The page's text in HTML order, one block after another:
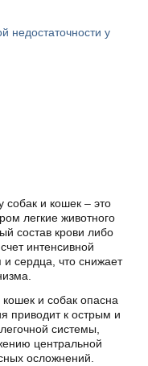
недостаточности у
собак и кошек – это
легкие животного
состав крови либо
интенсивной
сердца, что снижает
кошек и собак опасна
приводит к острым и
системы,
центральной
осложнений.